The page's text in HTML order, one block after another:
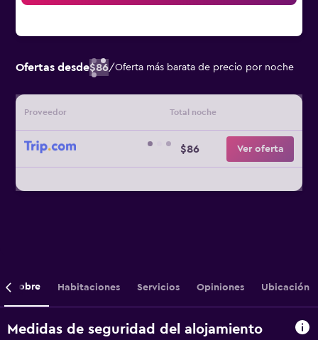
Ofertas desde$86/Oferta más barata de precio por noche
Proveedor Total noche
$86 Ver oferta
Sobre Habitaciones Servicios Opiniones Ubicación
Medidas de seguridad del alojamiento